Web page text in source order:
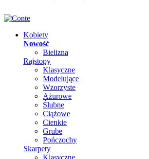
Kobiety
Nowość
Bielizna
Rajstopy
Klasyczne
Modelujące
Wzorzyste
Ażurowe
Ślubne
Ciążowe
Cienkie
Grube
Pończochy
Skarpety
Klasyczne